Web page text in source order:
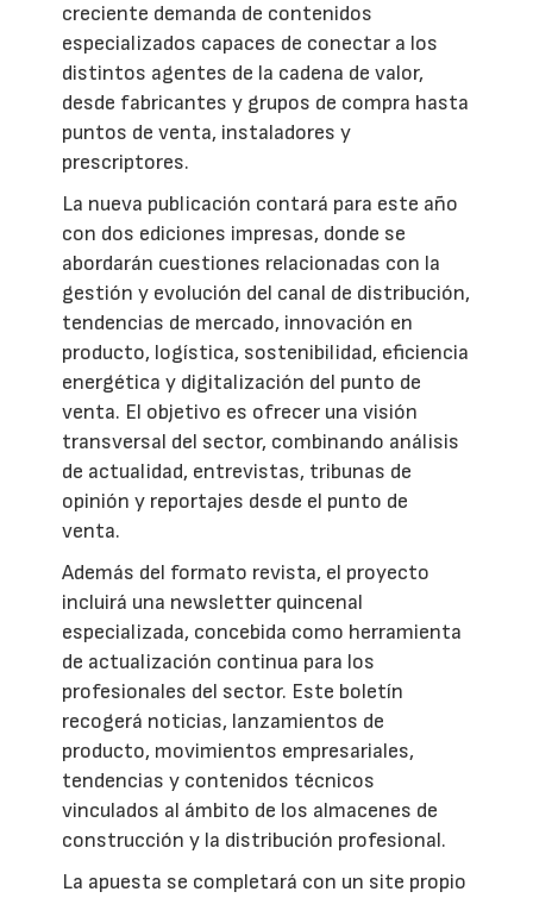
creciente demanda de contenidos
especializados capaces de conectar a los
distintos agentes de la cadena de valor,
desde fabricantes y grupos de compra hasta
puntos de venta, instaladores y
prescriptores.
La nueva publicación contará para este año
con dos ediciones impresas, donde se
abordarán cuestiones relacionadas con la
gestión y evolución del canal de distribución,
tendencias de mercado, innovación en
producto, logística, sostenibilidad, eficiencia
energética y digitalización del punto de
venta. El objetivo es ofrecer una visión
transversal del sector, combinando análisis
de actualidad, entrevistas, tribunas de
opinión y reportajes desde el punto de
venta.
Además del formato revista, el proyecto
incluirá una newsletter quincenal
especializada, concebida como herramienta
de actualización continua para los
profesionales del sector. Este boletín
recogerá noticias, lanzamientos de
producto, movimientos empresariales,
tendencias y contenidos técnicos
vinculados al ámbito de los almacenes de
construcción y la distribución profesional.
La apuesta se completará con un site propio